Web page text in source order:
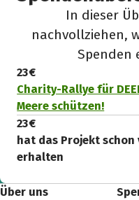
In dieser
nachvollziehen,
Spenden
23 €
Charity-Rallye für
Meere schützen!
23 €
hat das Projekt
erhalten
Über uns